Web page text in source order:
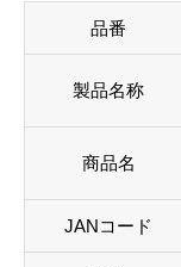
品番
製品名称
商品名
JANコード